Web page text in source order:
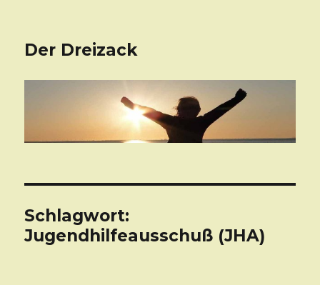
Der Dreizack
Schlagwort:
Jugendhilfeausschuß (JHA)